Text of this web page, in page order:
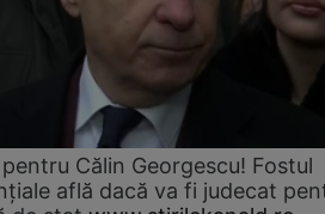
Călin Georgescu! Fostul
află dacă va fi judecat